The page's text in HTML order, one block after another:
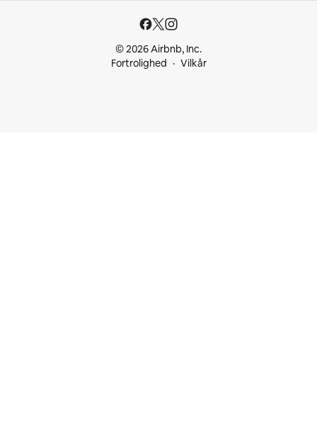
© 2026 Airbnb, Inc.
Fortrolighed
Vilkår